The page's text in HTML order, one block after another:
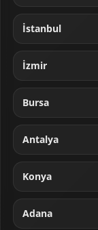
İstanbul
İzmir
Bursa
Antalya
Konya
Adana